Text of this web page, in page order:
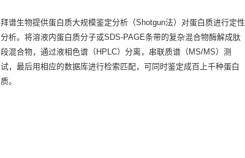
拜谱生物提供蛋白质大规模鉴定分析（Shotgun法）对蛋白质进行定性
分析。将溶液内蛋白质分子或SDS-PAGE条带的复杂混合物酶解成肽
段混合物，通过液相色谱（HPLC）分离，串联质谱（MS/MS）测
试，最后用相应的数据库进行检索匹配，可同时鉴定成百上千种蛋白
质。